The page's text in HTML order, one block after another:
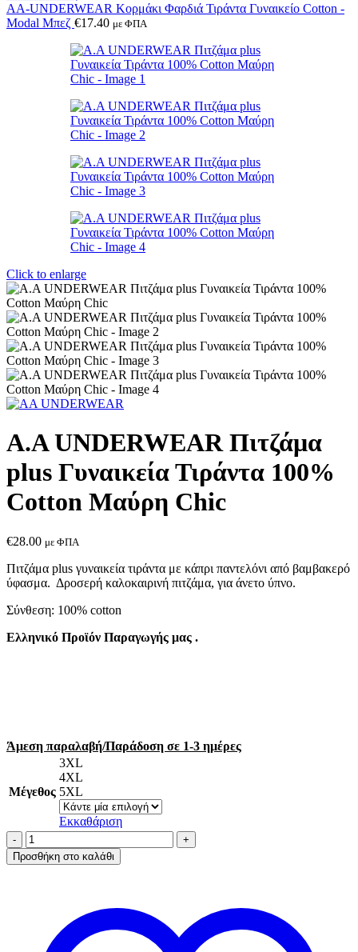
AA-UNDERWEAR Κορμάκι Φαρδιά Τιράντα Γυναικείο Cotton -
Modal Μπεζ €17.40 με ΦΠΑ
Click to enlarge
A.A UNDERWEAR Πιτζάμα
plus Γυναικεία Τιράντα 100%
Cotton Μαύρη Chic
€28.00 με ΦΠΑ
Πιτζάμα plus γυναικεία τιράντα με κάπρι παντελόνι από βαμβακερό
ύφασμα. Δροσερή καλοκαιρινή πιτζάμα, για άνετο ύπνο.
Σύνθεση: 100% cotton
Ελληνικό Προϊόν Παραγωγής μας .
Άμεση παραλαβή/Παράδοση σε 1-3 ημέρες
Μέγεθος
3XL
4XL
5XL
Εκκαθάριση
A.A
UNDERWEAR
Πιτζάμα
Cotton
Προσθήκη στο καλάθι